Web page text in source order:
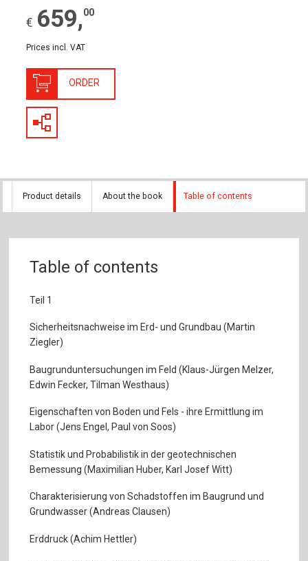
€ 659,00
Prices incl. VAT
ORDER
Product details About the book Table of contents
Table of contents
Teil 1
Sicherheitsnachweise im Erd- und Grundbau (Martin
Ziegler)
Baugrunduntersuchungen im Feld (Klaus-Jürgen Melzer,
Edwin Fecker, Tilman Westhaus)
Eigenschaften von Boden und Fels - ihre Ermittlung im
Labor (Jens Engel, Paul von Soos)
Statistik und Probabilistik in der geotechnischen
Bemessung (Maximilian Huber, Karl Josef Witt)
Charakterisierung von Schadstoffen im Baugrund und
Grundwasser (Andreas Clausen)
Erddruck (Achim Hettler)